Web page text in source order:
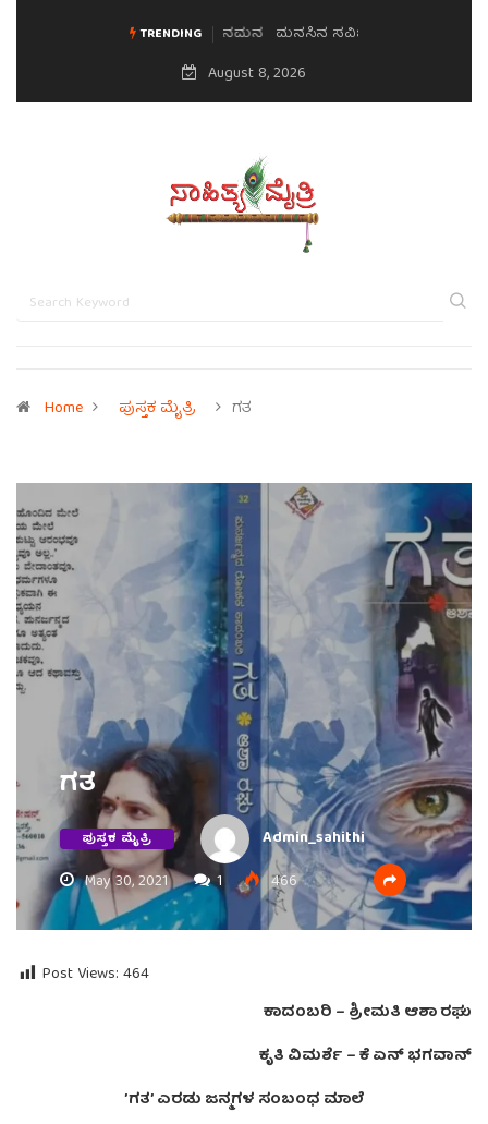
TRENDING ಮನಸಿನ ಸವಿಭಾವ
August 8, 2026
Home ಪುಸ್ತಕ ಮೈತ್ರಿ ಗತ
ಗತ
ಪುಸ್ತಕ ಮೈತ್ರಿ
Admin_sahithi
May 30, 2021
1 466
Post Views: 464
ಕಾದಂಬರಿ – ಶ್ರೀಮತಿ ಆಶಾ ರಘು
ಕೃತಿ ವಿಮರ್ಶೆ – ಕೆ ಏನ್ ಭಗವಾನ್
’ಗತ’ ಎರಡು ಜನ್ಮಗಳ ಸಂಬಂಧ ಮಾಲೆ